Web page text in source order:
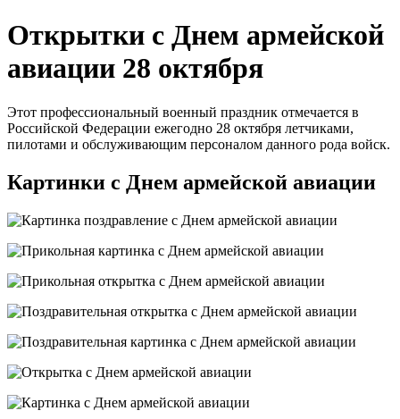
Открытки с Днем армейской
авиации 28 октября
Этот профессиональный военный праздник отмечается в
Российской Федерации ежегодно 28 октября летчиками,
пилотами и обслуживающим персоналом данного рода войск.
Картинки с Днем армейской авиации